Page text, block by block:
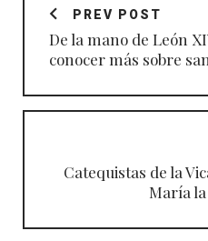
entradasPREV POST
De la mano de León
conocer más sobre
Catequistas de la
María